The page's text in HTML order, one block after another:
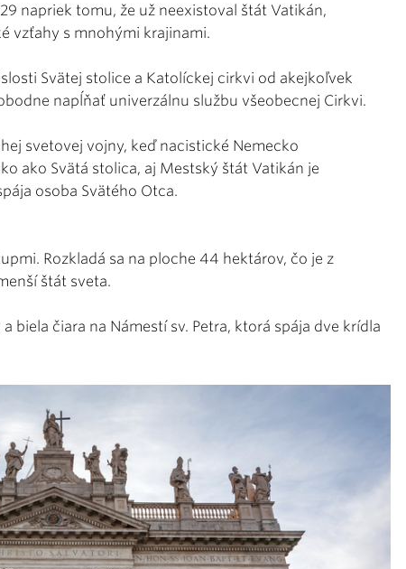
napriek tomu, že už neexistoval štát Vatikán,
vzťahy s mnohými krajinami.
Svätej stolice a Katolíckej cirkvi od akejkoľvek
napĺňať univerzálnu službu všeobecnej Cirkvi.
svetovej vojny, keď nacistické Nemecko
ako Svätá stolica, aj Mestský štát Vatikán je
osoba Svätého Otca.
Rozkladá sa na ploche 44 hektárov, čo je z
štát sveta.
biela čiara na Námestí sv. Petra, ktorá spája dve krídla